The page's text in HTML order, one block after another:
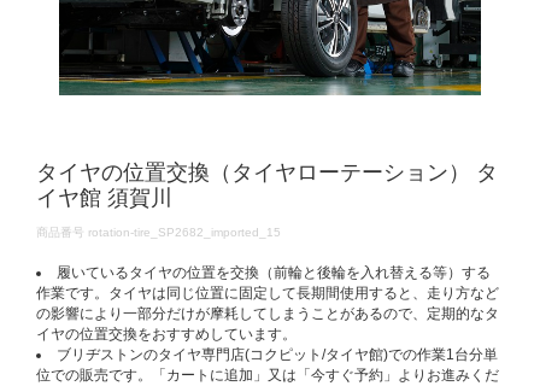
タイヤの位置交換（タイヤローテーション） タ
イヤ館 須賀川
DETAILS
商品番号 rotation-tire_SP2682_imported_15
履いているタイヤの位置を交換（前輪と後輪を入れ替える等）する
作業です。タイヤは同じ位置に固定して長期間使用すると、走り方など
の影響により一部分だけが摩耗してしまうことがあるので、定期的なタ
イヤの位置交換をおすすめしています。
ブリヂストンのタイヤ専門店(コクピット/タイヤ館)での作業1台分単
位での販売です。「カートに追加」又は「今すぐ予約」よりお進みくだ